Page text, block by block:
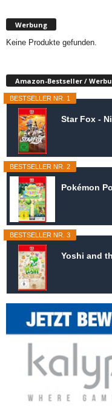
Werbung
Keine Produkte gefunden.
Amazon-Bestseller /
BESTSELLER NR. 1
Star Fox -
BESTSELLER NR. 2
Pokémon
BESTSELLER NR. 3
Yoshi and